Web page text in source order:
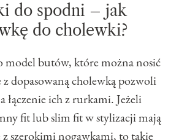
do spodni – jak
do cholewki?
model butów, które można nosić
dopasowaną cholewką pozwoli
łączenie ich z rurkami. Jeżeli
fit lub slim fit w stylizacji mają
szerokimi nogawkami, to takie